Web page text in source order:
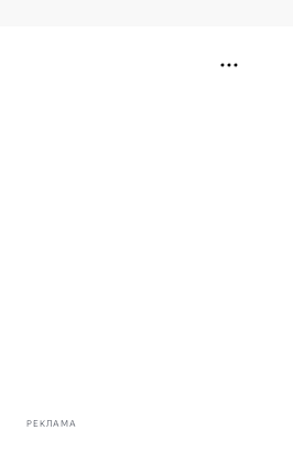
РЕКЛАМА